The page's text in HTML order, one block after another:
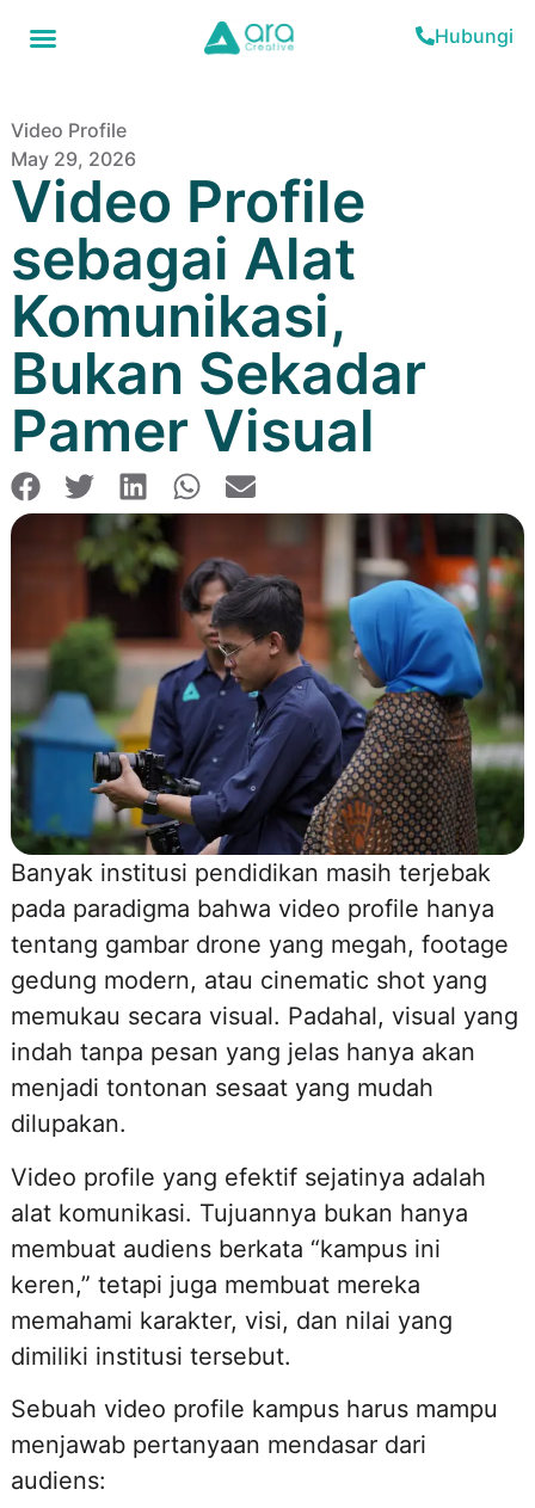
Hubungi
Video Profile
May 29, 2026
Video Profile
sebagai Alat
Komunikasi,
Bukan Sekadar
Pamer Visual
Banyak institusi pendidikan masih terjebak
pada paradigma bahwa video profile hanya
tentang gambar drone yang megah, footage
gedung modern, atau cinematic shot yang
memukau secara visual. Padahal, visual yang
indah tanpa pesan yang jelas hanya akan
menjadi tontonan sesaat yang mudah
dilupakan.
Video profile yang efektif sejatinya adalah
alat komunikasi. Tujuannya bukan hanya
membuat audiens berkata “kampus ini
keren,” tetapi juga membuat mereka
memahami karakter, visi, dan nilai yang
dimiliki institusi tersebut.
Sebuah video profile kampus harus mampu
menjawab pertanyaan mendasar dari
audiens: